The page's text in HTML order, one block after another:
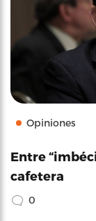
Opiniones
Entre
cafetera
0